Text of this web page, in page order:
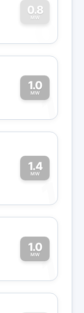
0.8
MW
0
1.0
MW1
1.4
MW
1
1.0
MW1